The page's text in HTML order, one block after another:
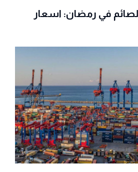
للصائم في رمضان: اسعار